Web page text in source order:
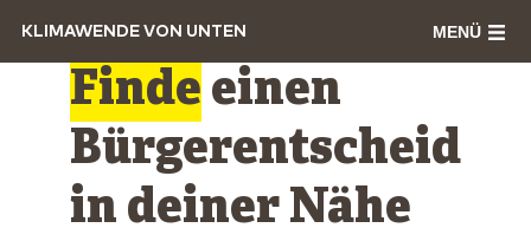
KLIMAWENDE VON UNTEN MENÜ
Finde einen
Bürgerentscheid
in deiner Nähe